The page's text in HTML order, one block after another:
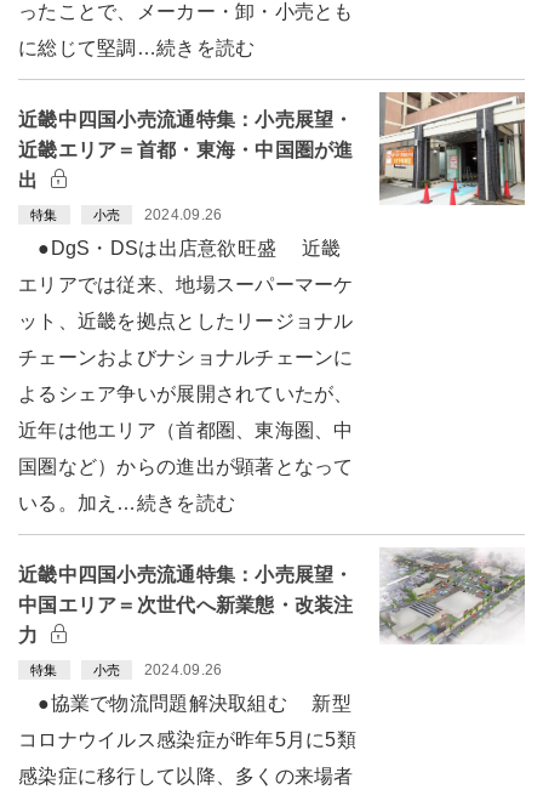
ったことで、メーカー・卸・小売とも
に総じて堅調…続きを読む
近畿中四国小売流通特集：小売展望・
近畿エリア＝首都・東海・中国圏が進
出
特集 小売 2024.09.26
●DgS・DSは出店意欲旺盛 近畿
エリアでは従来、地場スーパーマーケ
ット、近畿を拠点としたリージョナル
チェーンおよびナショナルチェーンに
よるシェア争いが展開されていたが、
近年は他エリア（首都圏、東海圏、中
国圏など）からの進出が顕著となって
いる。加え…続きを読む
近畿中四国小売流通特集：小売展望・
中国エリア＝次世代へ新業態・改装注
力
特集 小売 2024.09.26
●協業で物流問題解決取組む 新型
コロナウイルス感染症が昨年5月に5類
感染症に移行して以降、多くの来場者